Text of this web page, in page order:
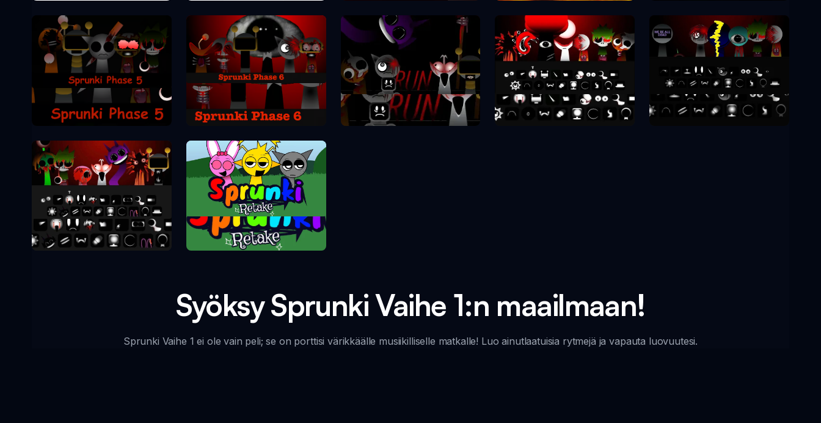
Sprunki Phase 5
Sprunki Phase 6
Sprunki Phase 7
Sprunki Phase 8 Sprunki Phase 9
Sprunki Phase 10 Sprunki Retake
Syöksy Sprunki Vaihe 1:n maailmaan!
Sprunki Vaihe 1 ei ole vain peli; se on porttisi värikkäälle musiikilliselle matkalle! Luo ainutlaatuisia rytmejä ja vapauta luovuutesi.